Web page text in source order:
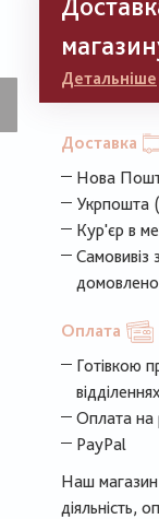
Детальніше
Доставка
Нова
Укрпошта
Кур'єр в
Самовивіз
Оплата
Готівкою
Оплата на
PayPal
Наш магазин
діяльність,